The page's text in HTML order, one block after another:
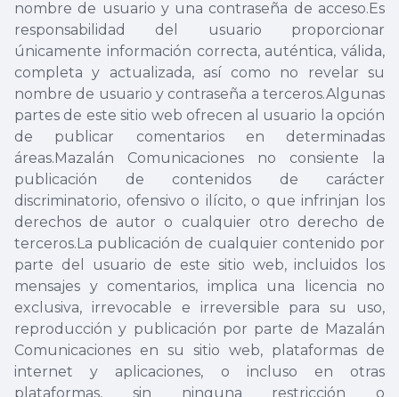
nombre de usuario y una contraseña de acceso.Es
responsabilidad del usuario proporcionar
únicamente información correcta, auténtica, válida,
completa y actualizada, así como no revelar su
nombre de usuario y contraseña a terceros.Algunas
partes de este sitio web ofrecen al usuario la opción
de publicar comentarios en determinadas
áreas.Mazalán Comunicaciones no consiente la
publicación de contenidos de carácter
discriminatorio, ofensivo o ilícito, o que infrinjan los
derechos de autor o cualquier otro derecho de
terceros.La publicación de cualquier contenido por
parte del usuario de este sitio web, incluidos los
mensajes y comentarios, implica una licencia no
exclusiva, irrevocable e irreversible para su uso,
reproducción y publicación por parte de Mazalán
Comunicaciones en su sitio web, plataformas de
internet y aplicaciones, o incluso en otras
plataformas, sin ninguna restricción o